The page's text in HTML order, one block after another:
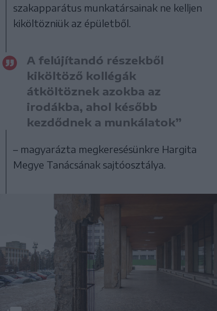
szakapparátus munkatársainak ne kelljen
kiköltözniük az épületből.
A felújítandó részekből
kiköltöző kollégák
átköltöznek azokba az
irodákba, ahol később
kezdődnek a munkálatok”
– magyarázta megkeresésünkre Hargita
Megye Tanácsának sajtóosztálya.